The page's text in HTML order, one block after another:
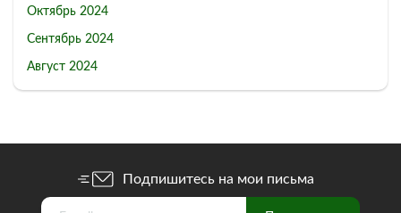
Октябрь 2024
Сентябрь 2024
Август 2024
Подпишитесь на мои письма